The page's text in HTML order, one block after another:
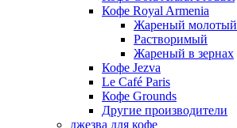
Кофе Royal Armenia
Жареный молотый
Растворимый
Жареный в зернах
Кофе Jezva
Le Café Paris
Кофе Grounds
Другие производители
джезва для кофе